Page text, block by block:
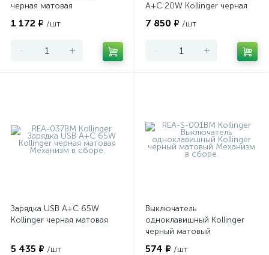
черная матовая
1 172 ₽ /шт
- +
А+C 20W Kollinger черная
7 850 ₽ /шт
- +
Зарядка USB A+C 65W
Kollinger черная матовая
5 435 ₽ /шт
Выключатель
одноклавишный Kollinger
черный матовый
574 ₽ /шт